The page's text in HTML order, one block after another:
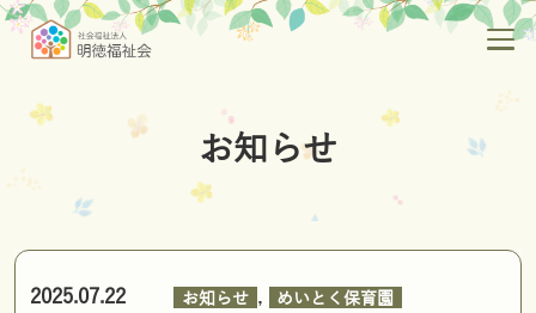
お知らせ
2025.07.22 お知らせ , めいとく保育園